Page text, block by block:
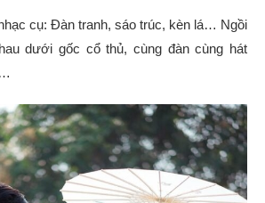
cụ: Đàn tranh, sáo trúc, kèn lá… Ngồi
dưới gốc cổ thủ, cùng đàn cùng hát